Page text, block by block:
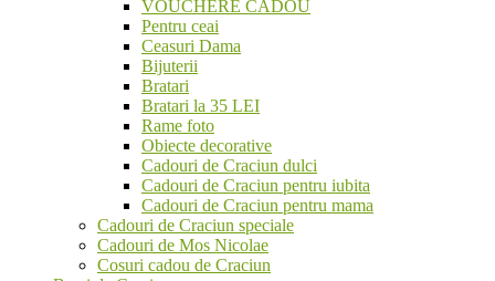
VOUCHERE CADOU
Pentru ceai
Ceasuri Dama
Bijuterii
Bratari
Bratari la 35 LEI
Rame foto
Obiecte decorative
Cadouri de Craciun dulci
Cadouri de Craciun pentru iubita
Cadouri de Craciun pentru mama
Cadouri de Craciun speciale
Cadouri de Mos Nicolae
Cosuri cadou de Craciun